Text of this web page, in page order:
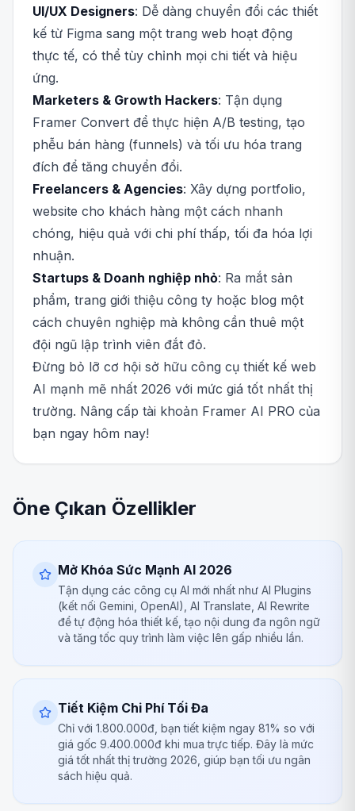
UI/UX Designers: Dễ dàng chuyển đổi các thiết
kế từ Figma sang một trang web hoạt động
thực tế, có thể tùy chỉnh mọi chi tiết và hiệu
ứng.
Marketers & Growth Hackers: Tận dụng
Framer Convert để thực hiện A/B testing, tạo
phễu bán hàng (funnels) và tối ưu hóa trang
đích để tăng chuyển đổi.
Freelancers & Agencies: Xây dựng portfolio,
website cho khách hàng một cách nhanh
chóng, hiệu quả với chi phí thấp, tối đa hóa lợi
nhuận.
Startups & Doanh nghiệp nhỏ: Ra mắt sản
phẩm, trang giới thiệu công ty hoặc blog một
cách chuyên nghiệp mà không cần thuê một
đội ngũ lập trình viên đắt đỏ.
Đừng bỏ lỡ cơ hội sở hữu công cụ thiết kế web
AI mạnh mẽ nhất 2026 với mức giá tốt nhất thị
trường. Nâng cấp tài khoản Framer AI PRO của
bạn ngay hôm nay!
Öne Çıkan Özellikler
Mở Khóa Sức Mạnh AI 2026
Tận dụng các công cụ AI mới nhất như AI Plugins
(kết nối Gemini, OpenAI), AI Translate, AI Rewrite
để tự động hóa thiết kế, tạo nội dung đa ngôn ngữ
và tăng tốc quy trình làm việc lên gấp nhiều lần.
Tiết Kiệm Chi Phí Tối Đa
Chỉ với 1.800.000đ, bạn tiết kiệm ngay 81% so với
giá gốc 9.400.000đ khi mua trực tiếp. Đây là mức
giá tốt nhất thị trường 2026, giúp bạn tối ưu ngân
sách hiệu quả.